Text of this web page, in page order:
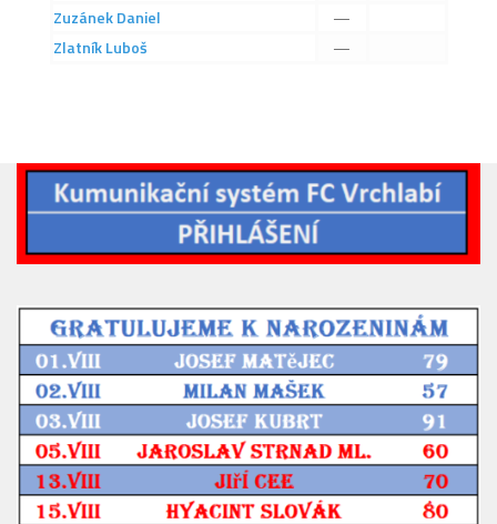
2019/20
2015/16
Vzkazy
Zápasy MB 2026/27
Hráči
Realizační tým
Historie MB
Zápasy MB 2024/25
Zuzánek Daniel
—
Zlatník Luboš —